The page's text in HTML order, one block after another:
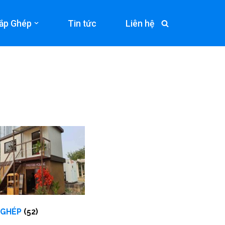
Ghép Tin tức Liên hệ
(52)